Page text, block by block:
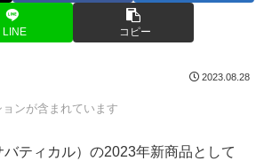
LINE コピー
2023.08.28
ンが含まれています
ティカル）の2023年新商品として